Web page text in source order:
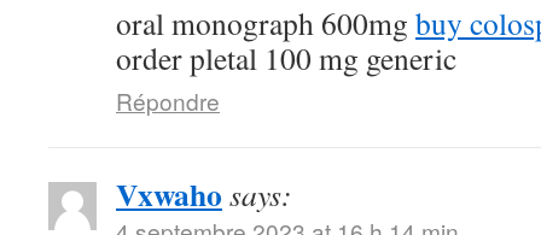
oral monograph 600mg buy
order pletal 100 mg generic
Répondre
Vxwaho says: